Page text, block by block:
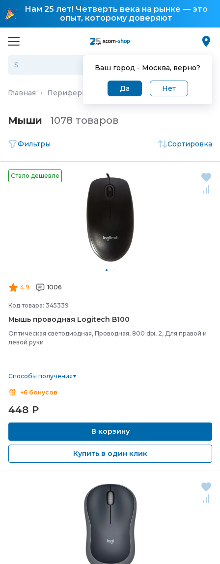
Нам 25 лет! Четверть века на рынке — это
опыт, которому доверяют
Ваш город - Москва, верно?
Да Нет
Главная · Периферия и аксессуары Мыши
Мыши 1078 товаров
Фильтры Сортировка
Стало дешевле
4.9 1006
Код товара: 345339
Мышь проводная Logitech B100
Оптическая светодиодная, Проводная, 800 dpi, 2, Для правой и
левой руки
Способы получения
+6 бонусов
448 ₽
В корзину
Купить в один клик